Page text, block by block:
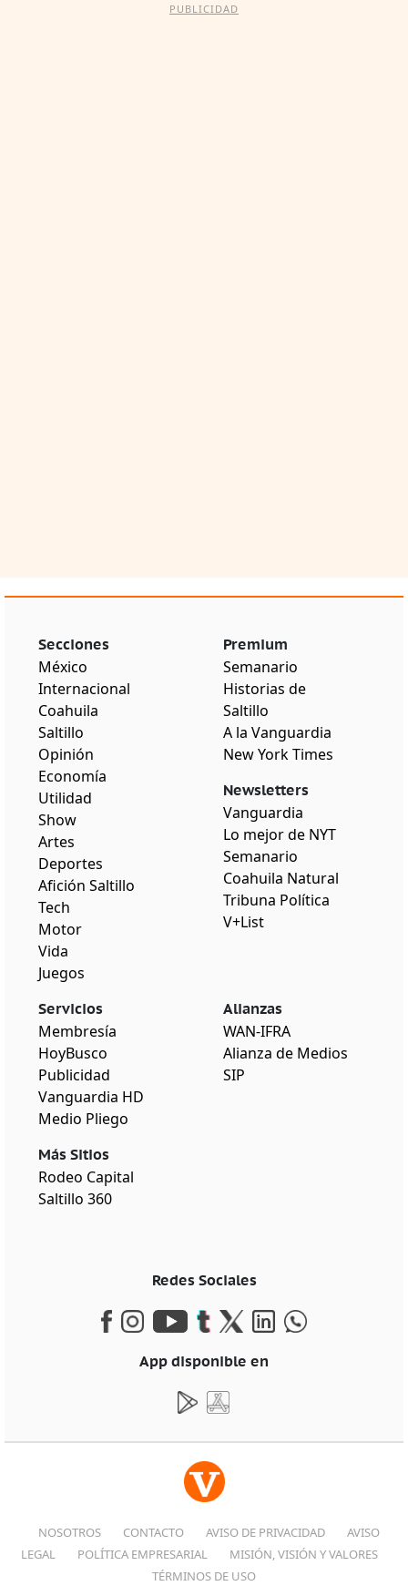
PUBLICIDAD
Secciones
México
Internacional
Coahuila
Saltillo
Opinión
Economía
Utilidad
Show
Artes
Deportes
Afición Saltillo
Tech
Motor
Vida
Juegos
Premium
Semanario
Historias de
Saltillo
A la Vanguardia
New York Times
Newsletters
Vanguardia
Lo mejor de NYT
Semanario
Coahuila Natural
Tribuna Política
V+List
Servicios
Membresía
HoyBusco
Publicidad
Vanguardia HD
Medio Pliego
Más Sitios
Rodeo Capital
Saltillo 360
Alianzas
WAN-IFRA
Alianza de Medios
SIP
Redes Sociales
App disponible en
NOSOTROS CONTACTO AVISO DE PRIVACIDAD
AVISO
LEGAL
POLÍTICA EMPRESARIAL
MISIÓN, VISIÓN Y VALORES
TÉRMINOS DE USO